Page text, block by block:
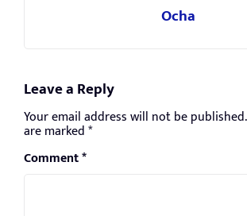
Ocha
Leave a Reply
Your email address will not be published.
are marked*
Comment*